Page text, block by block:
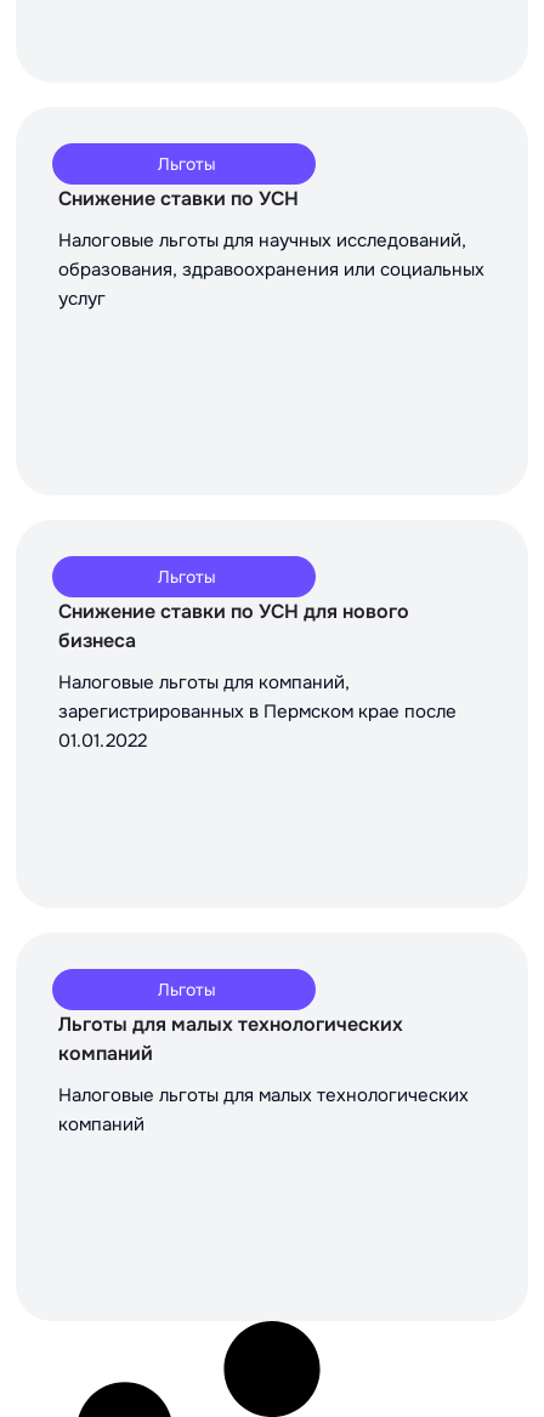
Льготы
Снижение ставки по УСН
Налоговые льготы для научных исследований,
образования, здравоохранения или социальных
услуг
Льготы
Снижение ставки по УСН для нового
бизнеса
Налоговые льготы для компаний,
зарегистрированных в Пермском крае после
01.01.2022
Льготы
Льготы для малых технологических
компаний
Налоговые льготы для малых технологических
компаний